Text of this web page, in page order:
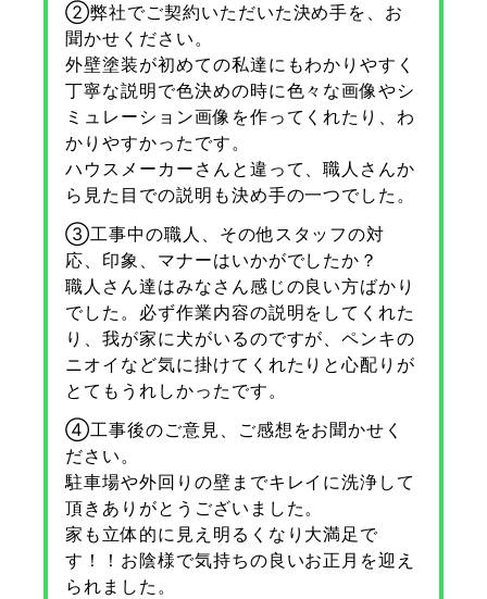
②弊社でご契約いただいた決め手を、お
聞かせください。
外壁塗装が初めての私達にもわかりやすく
丁寧な説明で色決めの時に色々な画像やシ
ミュレーション画像を作ってくれたり、わ
かりやすかったです。
ハウスメーカーさんと違って、職人さんか
ら見た目での説明も決め手の一つでした。
③工事中の職人、その他スタッフの対
応、印象、マナーはいかがでしたか？
職人さん達はみなさん感じの良い方ばかり
でした。必ず作業内容の説明をしてくれた
り、我が家に犬がいるのですが、ペンキの
ニオイなど気に掛けてくれたりと心配りが
とてもうれしかったです。
④工事後のご意見、ご感想をお聞かせく
ださい。
駐車場や外回りの壁までキレイに洗浄して
頂きありがとうございました。
家も立体的に見え明るくなり大満足で
す！！お陰様で気持ちの良いお正月を迎え
られました。